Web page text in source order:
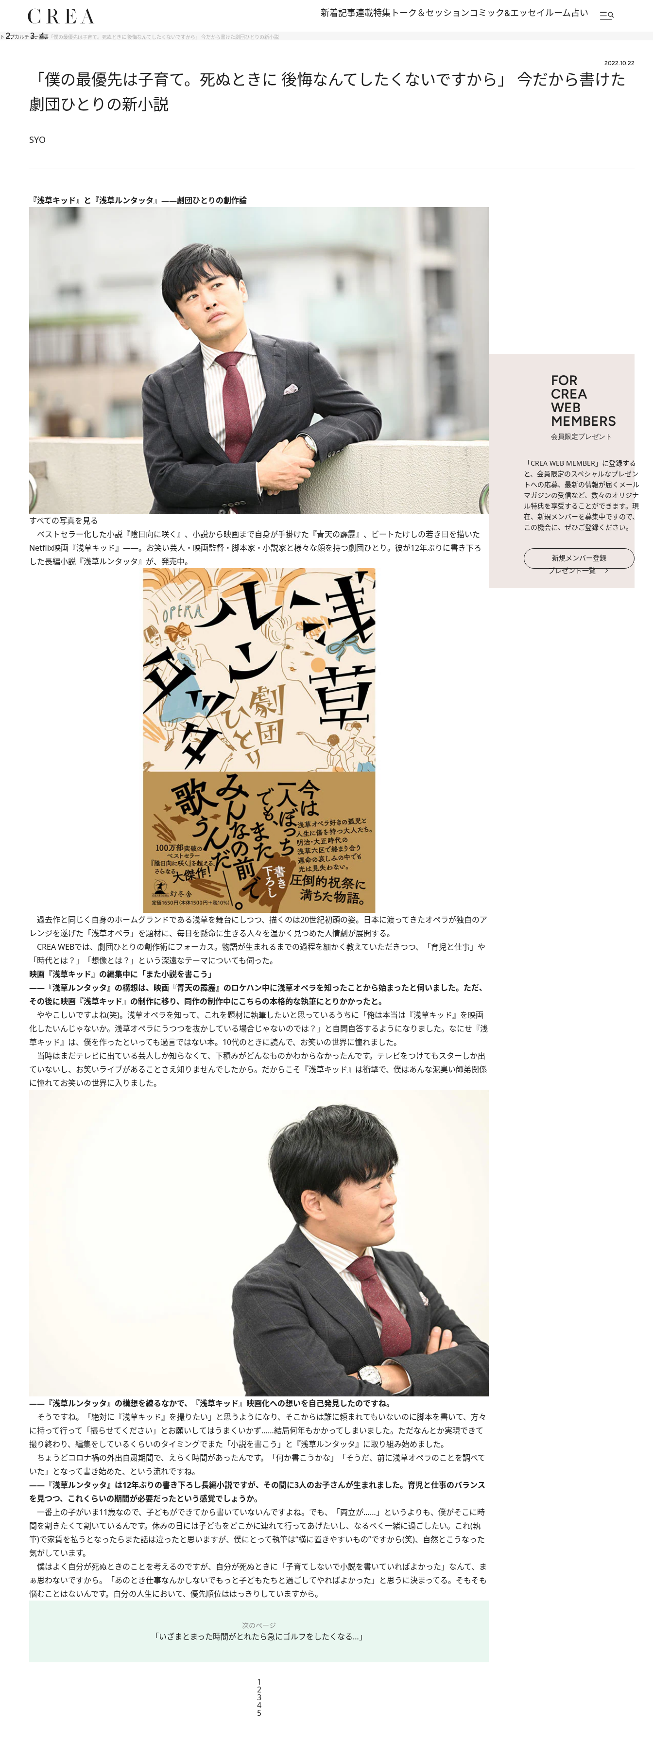
新着記事連載特集 トーク＆セッションコミック&エッセイルーム占い
トップカルチャー記事 「僕の最優先は子育て。死ぬときに 後悔なんてしたくないですから」 今だから書けた劇団ひとりの新小説
2022.10.22
「僕の最優先は子育て。死ぬときに 後悔なんてしたくないですから」 今だから書けた
劇団ひとりの新小説
SYO
『浅草キッド』と『浅草ルンタッタ』――劇団ひとりの創作論
すべての写真を見る
ベストセラー化した小説『陰日向に咲く』、小説から映画まで自身が手掛けた『青天の霹靂』、ビートたけしの若き日を描いた
Netflix映画『浅草キッド』――。お笑い芸人・映画監督・脚本家・小説家と様々な顔を持つ劇団ひとり。彼が12年ぶりに書き下ろ
した長編小説『浅草ルンタッタ』が、発売中。
過去作と同じく自身のホームグランドである浅草を舞台にしつつ、描くのは20世紀初頭の姿。日本に渡ってきたオペラが独自のア
レンジを遂げた「浅草オペラ」を題材に、毎日を懸命に生きる人々を温かく見つめた人情劇が展開する。
CREA WEBでは、劇団ひとりの創作術にフォーカス。物語が生まれるまでの過程を細かく教えていただきつつ、「育児と仕事」や
「時代とは？」「想像とは？」という深遠なテーマについても伺った。
映画『浅草キッド』の編集中に「また小説を書こう」
――『浅草ルンタッタ』の構想は、映画『青天の霹靂』のロケハン中に浅草オペラを知ったことから始まったと伺いました。ただ、
その後に映画『浅草キッド』の制作に移り、同作の制作中にこちらの本格的な執筆にとりかかったと。
ややこしいですよね(笑)。浅草オペラを知って、これを題材に執筆したいと思っているうちに「俺は本当は『浅草キッド』を映画
化したいんじゃないか。浅草オペラにうつつを抜かしている場合じゃないのでは？」と自問自答するようになりました。なにせ『浅
草キッド』は、僕を作ったといっても過言ではない本。10代のときに読んで、お笑いの世界に憧れました。
当時はまだテレビに出ている芸人しか知らなくて、下積みがどんなものかわからなかったんです。テレビをつけてもスターしか出
ていないし、お笑いライブがあることさえ知りませんでしたから。だからこそ『浅草キッド』は衝撃で、僕はあんな泥臭い師弟関係
に憧れてお笑いの世界に入りました。
――『浅草ルンタッタ』の構想を練るなかで、『浅草キッド』映画化への想いを自己発見したのですね。
そうですね。「絶対に『浅草キッド』を撮りたい」と思うようになり、そこからは誰に頼まれてもいないのに脚本を書いて、方々
に持って行って「撮らせてください」とお願いしてはうまくいかず……結局何年もかかってしまいました。ただなんとか実現できて
撮り終わり、編集をしているくらいのタイミングでまた「小説を書こう」と『浅草ルンタッタ』に取り組み始めました。
ちょうどコロナ禍の外出自粛期間で、えらく時間があったんです。「何か書こうかな」「そうだ、前に浅草オペラのことを調べて
いた」となって書き始めた、という流れですね。
――『浅草ルンタッタ』は12年ぶりの書き下ろし長編小説ですが、その間に3人のお子さんが生まれました。育児と仕事のバランス
を見つつ、これくらいの期間が必要だったという感覚でしょうか。
一番上の子がいま11歳なので、子どもができてから書いていないんですよね。でも、「両立が……」というよりも、僕がそこに時
間を割きたくて割いているんです。休みの日には子どもをどこかに連れて行ってあげたいし、なるべく一緒に過ごしたい。これ(執
筆)で家賃を払うとなったらまた話は違ったと思いますが、僕にとって執筆は“横に置きやすいもの”ですから(笑)、自然とこうなった
気がしています。
僕はよく自分が死ぬときのことを考えるのですが、自分が死ぬときに「子育てしないで小説を書いていればよかった」なんて、ま
ぁ思わないですから。「あのとき仕事なんかしないでもっと子どもたちと過ごしてやればよかった」と思うに決まってる。そもそも
悩むことはないんです。自分の人生において、優先順位ははっきりしていますから。
次のページ
「いざまとまった時間がとれたら急にゴルフをしたくなる…」
1
2
3
4
5
FOR
CREA
WEB
MEMBERS
会員限定プレゼント
「CREA WEB MEMBER」に登録する
と、会員限定のスペシャルなプレゼン
トへの応募、最新の情報が届くメール
マガジンの受信など、数々のオリジナ
ル特典を享受することができます。現
在、新規メンバーを募集中ですので、
この機会に、ぜひご登録ください。
新規メンバー登録
プレゼント一覧